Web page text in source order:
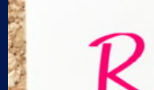
大好きな先輩と一緒に
い悪魔の囁きをする後輩
…